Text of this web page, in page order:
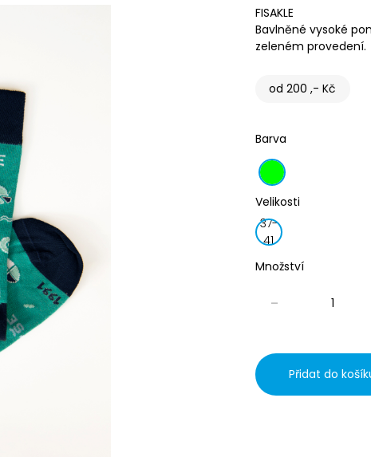
FISAKLE
Bavlněné vysoké
zeleném provedení.
od 200 ,- Kč
Barva
Velikosti
37-
41
Množství
-
Přidat do